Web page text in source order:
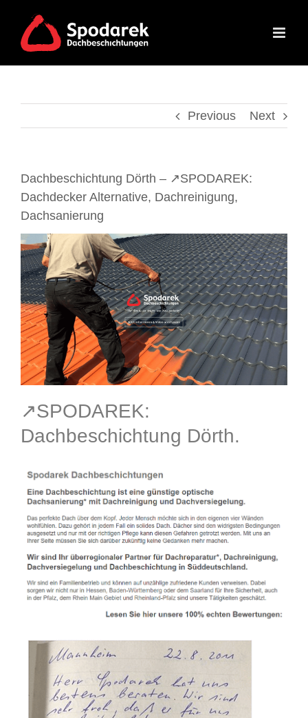
content
Previous Next
Dachbeschichtung Dörth – ↗️SPODAREK:
Dachdecker Alternative, Dachreinigung,
Dachsanierung
↗️SPODAREK:
Dachbeschichtung Dörth.